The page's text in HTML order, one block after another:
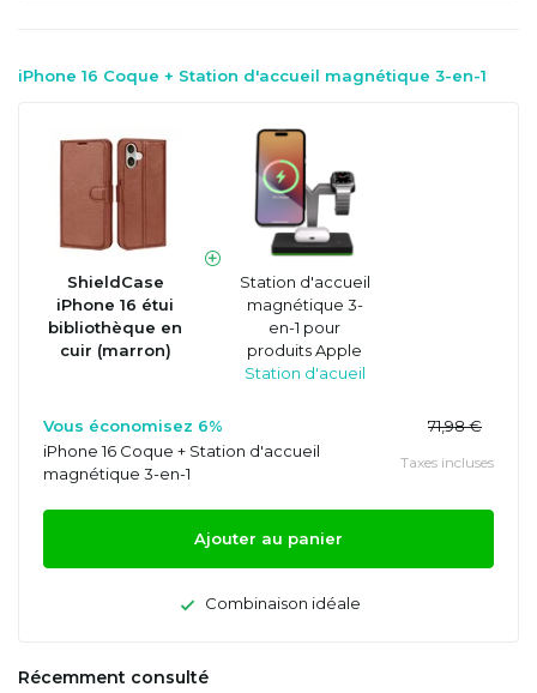
iPhone 16 Coque + Station d'accueil magnétique 3-en-1
ShieldCase
iPhone 16 étui
bibliothèque en
cuir (marron)
Station d'accueil
magnétique 3-
en-1 pour
produits Apple
Station d'acueil
Vous économisez 6%
71,98 €
iPhone 16 Coque + Station d'accueil
magnétique 3-en-1
Taxes incluses
Ajouter au panier
Combinaison idéale
Récemment consulté